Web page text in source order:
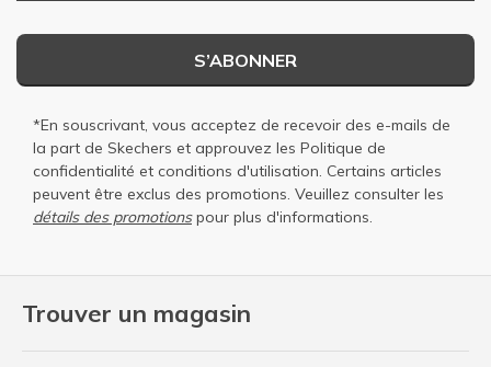
Trouver un magasin
S’ABONNER
*En souscrivant, vous acceptez de recevoir des e-mails de
la part de Skechers et approuvez les Politique de
confidentialité et conditions d'utilisation. Certains articles
peuvent être exclus des promotions. Veuillez consulter les
détails des promotionspour plus d'informations.